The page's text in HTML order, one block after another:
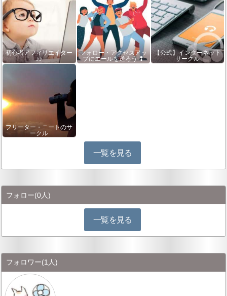
初心者アフィリエイター
♪♪
フォロー・アクセスアッ
プにエールを送ろう ❢
【公式】インターネット
サークル
フリーター・ニートのサ
ークル
一覧を見る
フォロー(0人)
一覧を見る
フォロワー(1人)